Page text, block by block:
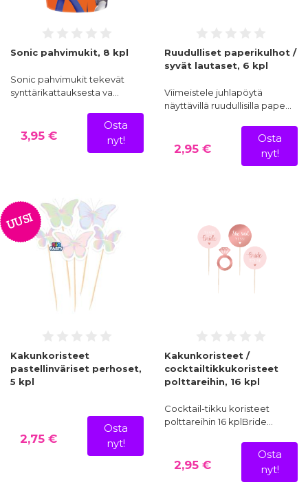
Sonic pahvimukit, 8 kpl
Sonic pahvimukit tekevät
synttärikattauksesta va…
3,95 €
Osta
nyt!
Ruudulliset paperikulhot /
syvät lautaset, 6 kpl
Viimeistele juhlapöytä
näyttävillä ruudullisilla pape…
2,95 €
Osta
nyt!
UUSI
Kakunkoristeet
pastellinväriset perhoset,
5 kpl
2,75 €
Osta
nyt!
Kakunkoristeet /
cocktailtikkukoristeet
polttareihin, 16 kpl
Cocktail-tikku koristeet
polttareihin 16 kplBride…
2,95 €
Osta
nyt!